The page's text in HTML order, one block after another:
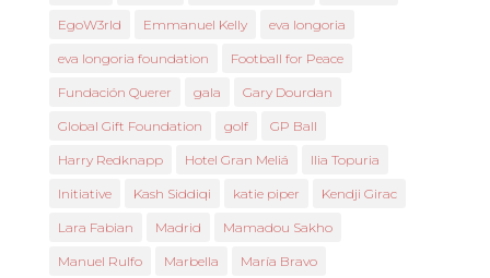
EgoW3rld Emmanuel Kelly eva longoria
eva longoria foundation Football for Peace
Fundación Querer gala Gary Dourdan
Global Gift Foundation golf GP Ball
Harry Redknapp Hotel Gran Meliá Ilia Topuria
Initiative Kash Siddiqi katie piper Kendji Girac
Lara Fabian Madrid Mamadou Sakho
Manuel Rulfo Marbella María Bravo